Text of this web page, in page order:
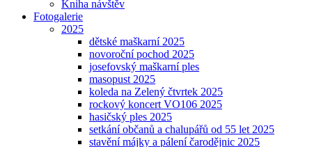
Kniha návštěv
Fotogalerie
2025
dětské maškarní 2025
novoroční pochod 2025
josefovský maškarní ples
masopust 2025
koleda na Zelený čtvrtek 2025
rockový koncert VO106 2025
hasičský ples 2025
setkání občanů a chalupářů od 55 let 2025
stavění májky a pálení čarodějnic 2025